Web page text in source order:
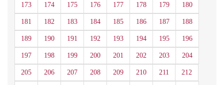
173 174 175 176 177 178 179 180
181 182 183 184 185 186 187 188
189 190 191 192 193 194 195 196
197 198 199 200 201 202 203 204
205 206 207 208 209 210 211 212